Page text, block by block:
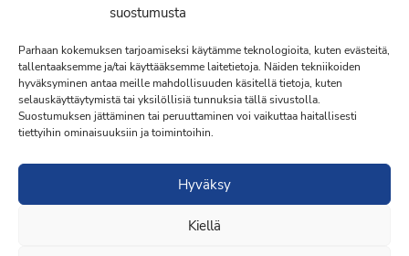
suostumusta
Parhaan kokemuksen tarjoamiseksi käytämme teknologioita, kuten evästeitä,
tallentaaksemme ja/tai käyttääksemme laitetietoja. Näiden tekniikoiden
hyväksyminen antaa meille mahdollisuuden käsitellä tietoja, kuten
selauskäyttäytymistä tai yksilöllisiä tunnuksia tällä sivustolla.
Suostumuksen jättäminen tai peruuttaminen voi vaikuttaa haitallisesti
tiettyihin ominaisuuksiin ja toimintoihin.
Hyväksy
Kiellä
Laivapojankatu 3 C, 00180 Helsinki
toimisto@propo.fi
Saavutettavuusseloste »
Toiminnanjohtaja